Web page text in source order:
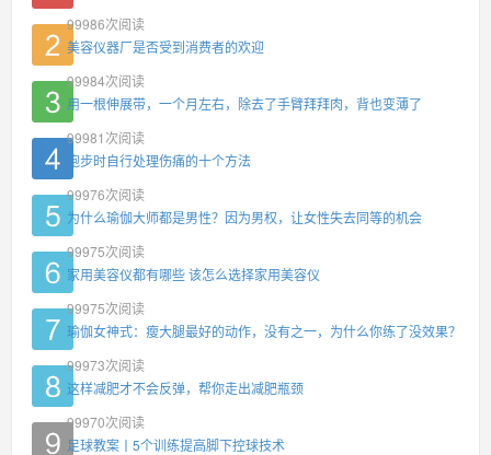
99986次阅读
美容仪器厂是否受到消费者的欢迎
99984次阅读
用一根伸展带，一个月左右，除去了手臂拜拜肉，背也变薄了
99981 次阅读
跑步时自行处理伤痛的十个方法
99976次阅读
为什么瑜伽大师都是男性？因为男权，让女性失去同等的机会
99975次阅读
家用美容仪都有哪些 该怎么选择家用美容仪
99975次阅读
瑜伽女神式：瘦大腿最好的动作，没有之一，为什么你练了没效果？
99973次阅读
这样减肥才不会反弹，帮你走出减肥瓶颈
99970次阅读
足球教案丨5个训练提高脚下控球技术